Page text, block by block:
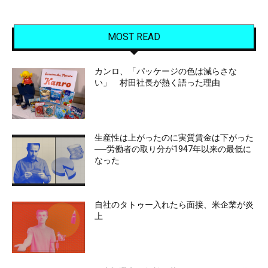
MOST READ
カンロ、「パッケージの色は減らさな
い」 村田社長が熱く語った理由
生産性は上がったのに実質賃金は下がった
──労働者の取り分が1947年以来の最低に
なった
自社のタトゥー入れたら面接、米企業が炎
上